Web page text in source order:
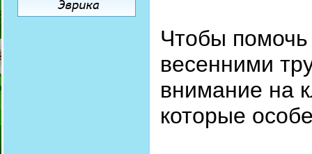
Чтобы помочь
весенними
внимание на
которые